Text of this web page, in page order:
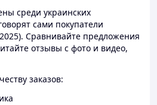
среди украинских
сами покупатели
Сравнивайте предложения
отзывы с фото и видео,
заказов: